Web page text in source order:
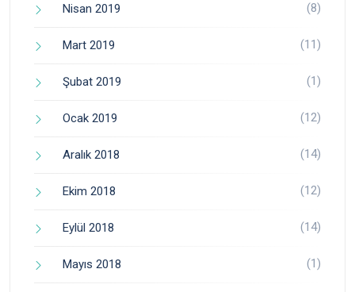
Nisan 2019 (8)
Mart 2019 (11)
Şubat 2019 (1)
Ocak 2019 (12)
Aralık 2018 (14)
Ekim 2018 (12)
Eylül 2018 (14)
Mayıs 2018 (1)